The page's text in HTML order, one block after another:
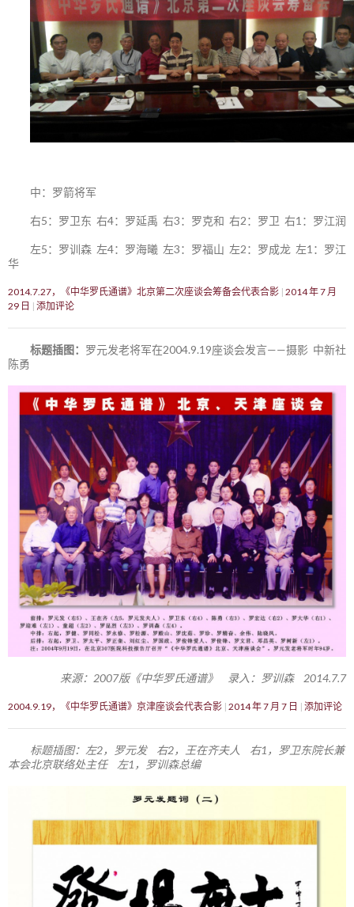
中：罗箭将军
右5：罗卫东 右4：罗延禹 右3：罗克和 右2：罗卫 右1：罗江润
左5：罗训森 左4：罗海曦 左3：罗福山 左2：罗成龙 左1：罗江
华
2014.7.27，《中华罗氏通谱》北京第二次座谈会筹备会代表合影 2014 年 7 月
29 日
添加评论
标题插图： 罗元发老将军在2004.9.19座谈会发言——摄影 中新社
陈勇
来源：2007版《中华罗氏通谱》 录入：罗训森 2014.7.7
2004.9.19，《中华罗氏通谱》京津座谈会代表合影 2014 年 7 月 7 日 添加评论
标题插图：左2，罗元发 右2，王在齐夫人 右1，罗卫东院长兼
本会北京联络处主任 左1，罗训森总编